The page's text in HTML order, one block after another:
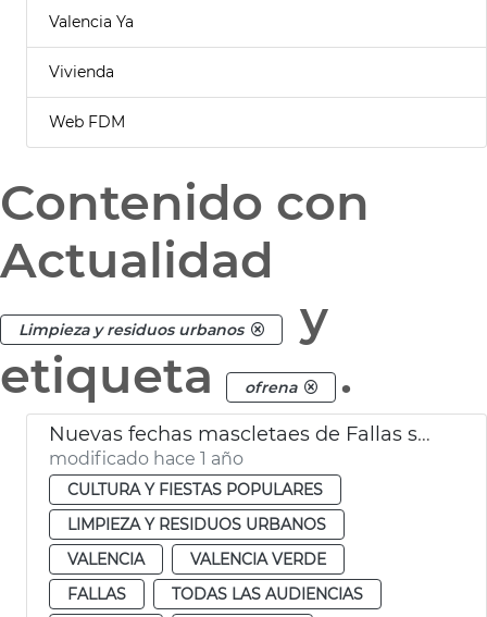
Valencia Ya
Vivienda
Web FDM
Contenido con
Actualidad
Limpieza y residuos urbanos
y
etiqueta
ofrena .
Nuevas fechas mascletaes de Fallas suspendidas por la lluvia
modificado hace 1 año
CULTURA Y FIESTAS POPULARES
LIMPIEZA Y RESIDUOS URBANOS
VALENCIA
VALENCIA VERDE
FALLAS
TODAS LAS AUDIENCIAS